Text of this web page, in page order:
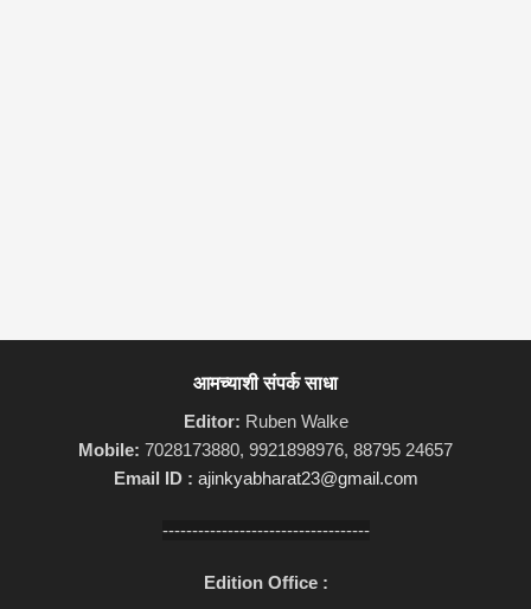
आमच्याशी संपर्क साधा
Editor: Ruben Walke
Mobile: 7028173880, 9921898976, 88795 24657
Email ID : ajinkyabharat23@gmail.com
-----------------------------------
Edition Office :